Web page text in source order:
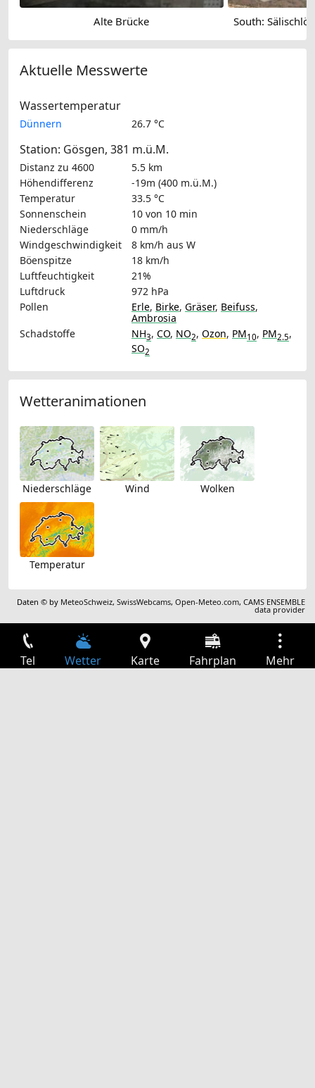
Alte Brücke
Aktuelle Messwerte
Wassertemperatur
Dünnern 26.7 °C
Station: Gösgen, 381 m.ü.M.
Distanz zu 4600
5.5 km
Höhendifferenz
-19m (400 m.ü.M.)
Temperatur
33.5 °C
Sonnenschein
10 von 10 min
Niederschläge
0 mm/h
Windgeschwindigkeit
8 km/h aus W
Böenspitze
18 km/h
Luftfeuchtigkeit
21%
Luftdruck
972 hPa
Pollen
Erle, Birke, Gräser, Beifuss,
Ambrosia
Schadstoffe
NH3, CO, NO2, Ozon, PM10, PM2.5,
SO2
Wetteranimationen
Niederschläge Wind Wolken
Temperatur
Daten © by MeteoSchweiz,SwissWebcams,Open-Meteo.com,CAMS ENSEMBLE
data provider
Tel Wetter Karte Fahrplan Mehr